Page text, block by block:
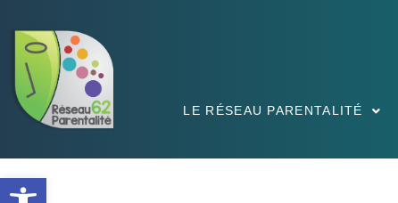
Ouvrir la barre d’outils
LE RÉSEAU PARENTALITÉ